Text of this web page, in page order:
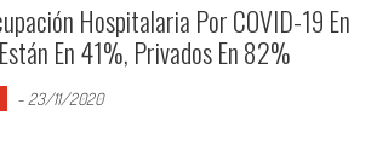
Hospitalaria Por COVID-19 En
En 41%, Privados En 82%
- 23/11/2020